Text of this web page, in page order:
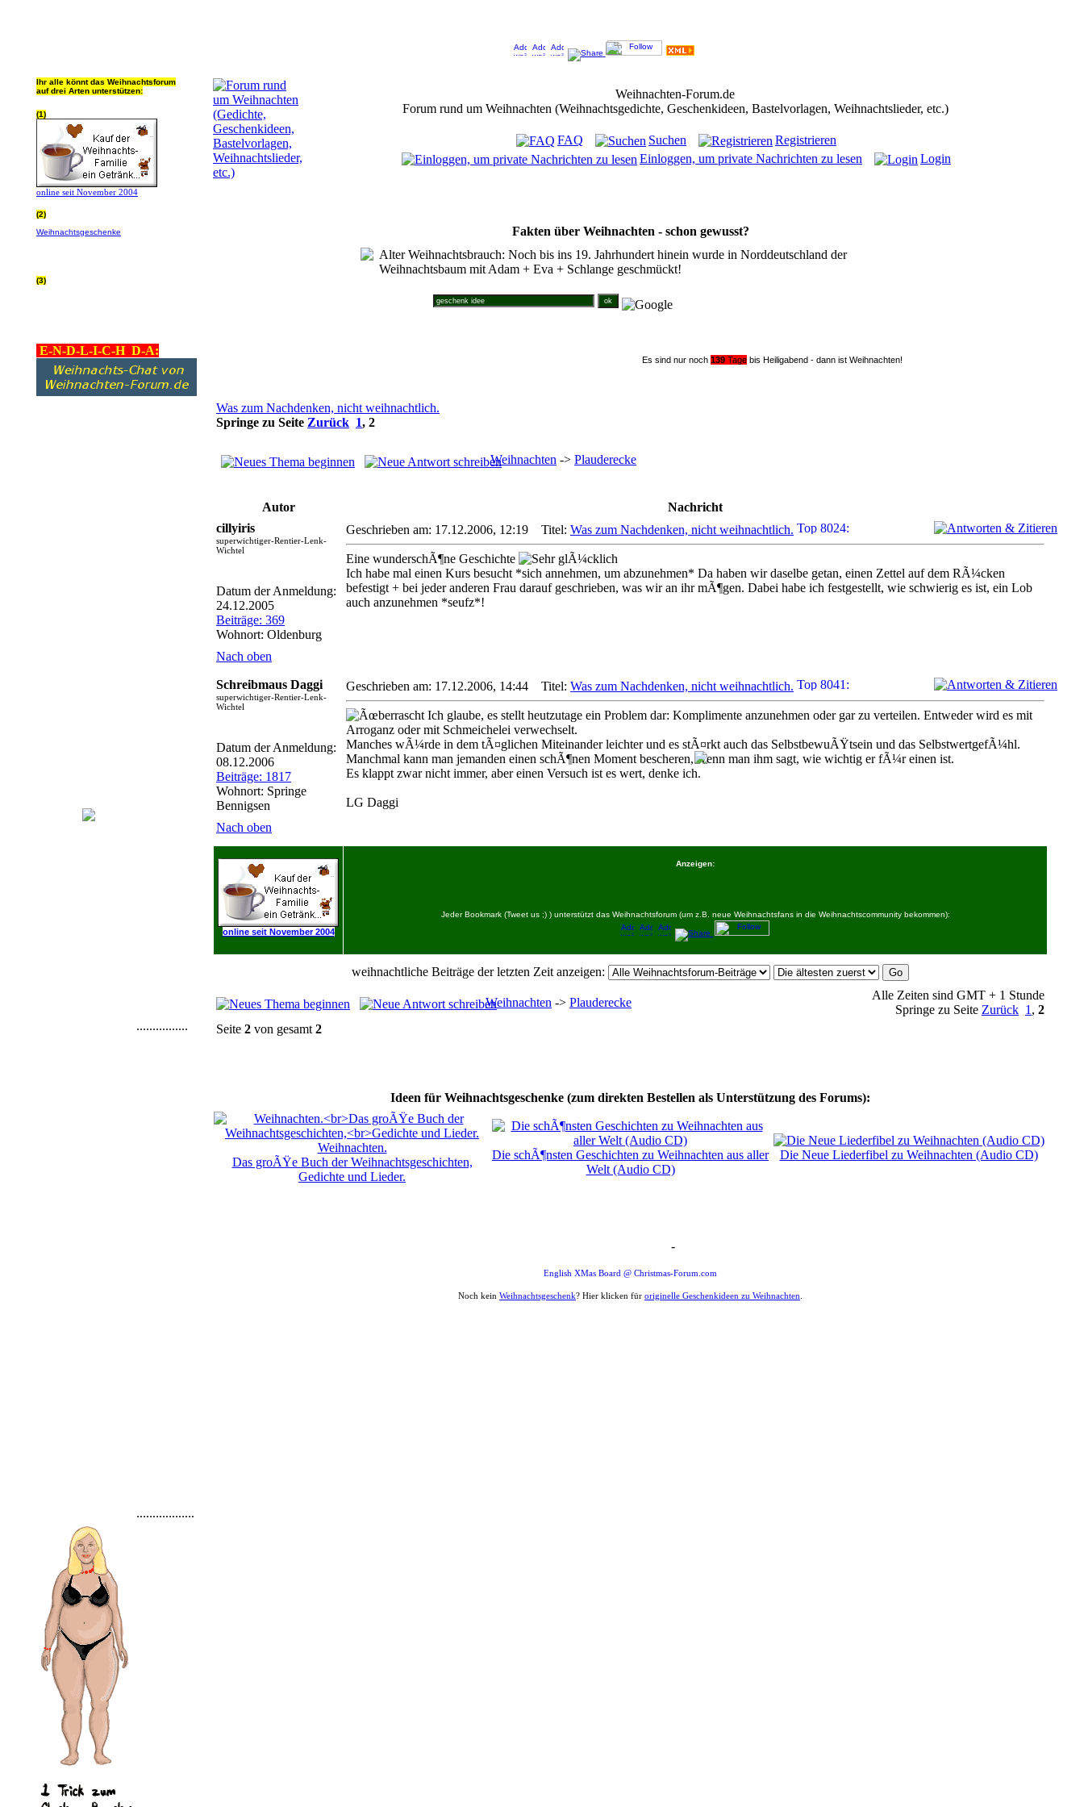
Ihr alle könnt das Weihnachtsforum
auf drei Arten unterstützen:
(1)
online seit November 2004
(2)
Weihnachtsgeschenke
(3)
E-N-D-L-I-C-H D-A:
................
..................
Weihnachten-Forum.de
Forum rund um Weihnachten (Weihnachtsgedichte, Geschenkideen, Bastelvorlagen, Weihnachtslieder, etc.)
FAQ Suchen
Registrieren
Einloggen, um private Nachrichten zu lesen
Login
Fakten über Weihnachten - schon gewusst?
Alter Weihnachtsbrauch: Noch bis ins 19. Jahrhundert hinein wurde in Norddeutschland der
Weihnachtsbaum mit Adam + Eva + Schlange geschmückt!
Es sind nur noch 139 Tage bis Heiligabend - dann ist Weihnachten!
Was zum Nachdenken, nicht weihnachtlich.
Springe zu Seite Zurück 1, 2
Weihnachten -> Plauderecke
Autor
Nachricht
cillyiris
superwichtiger-Rentier-Lenk-
Wichtel
Datum der Anmeldung:
24.12.2005
Beiträge: 369
Wohnort: Oldenburg
Geschrieben am: 17.12.2006, 12:19 Titel: Was zum Nachdenken, nicht weihnachtlich.
Eine wunderschÃ¶ne Geschichte
Ich habe mal einen Kurs besucht *sich annehmen, um abzunehmen* Da haben wir daselbe getan, einen Zettel auf dem RÃ¼cken
befestigt + bei jeder anderen Frau darauf geschrieben, was wir an ihr mÃ¶gen. Dabei habe ich festgestellt, wie schwierig es ist, ein Lob
auch anzunehmen *seufz*!
Nach oben
Schreibmaus Daggi
superwichtiger-Rentier-Lenk-
Wichtel
Datum der Anmeldung:
08.12.2006
Beiträge: 1817
Wohnort: Springe
Bennigsen
Geschrieben am: 17.12.2006, 14:44 Titel: Was zum Nachdenken, nicht weihnachtlich.
Ich glaube, es stellt heutzutage ein Problem dar: Komplimente anzunehmen oder gar zu verteilen. Entweder wird es mit
Arroganz oder mit Schmeichelei verwechselt.
Manches wÃ¼rde in dem tÃ¤glichen Miteinander leichter und es stÃ¤rkt auch das SelbstbewuÃŸtsein und das SelbstwertgefÃ¼hl.
Manchmal kann man jemanden einen schÃ¶nen Moment bescheren, wenn man ihm sagt, wie wichtig er fÃ¼r einen ist.
Es klappt zwar nicht immer, aber einen Versuch ist es wert, denke ich.
LG Daggi
Nach oben
online seit November 2004
Anzeigen:
Jeder Bookmark (Tweet us ;) ) unterstützt das Weihnachtsforum (um z.B. neue Weihnachtsfans in die Weihnachtscommunity bekommen):
weihnachtliche Beiträge der letzten Zeit anzeigen:
Weihnachten -> Plauderecke
Alle Zeiten sind GMT + 1 Stunde
Springe zu Seite Zurück 1 , 2
Seite 2 von gesamt 2
Ideen für Weihnachtsgeschenke (zum direkten Bestellen als Unterstützung des Forums):
Weihnachten.
Das groÃŸe Buch der Weihnachtsgeschichten,
Gedichte und Lieder.
Die schÃ¶nsten Geschichten zu Weihnachten aus aller
Welt (Audio CD)
Die Neue Liederfibel zu Weihnachten (Audio CD)
-
English XMas Board @ Christmas-Forum.com
Noch kein Weihnachtsgeschenk? Hier klicken für originelle Geschenkideen zu Weihnachten